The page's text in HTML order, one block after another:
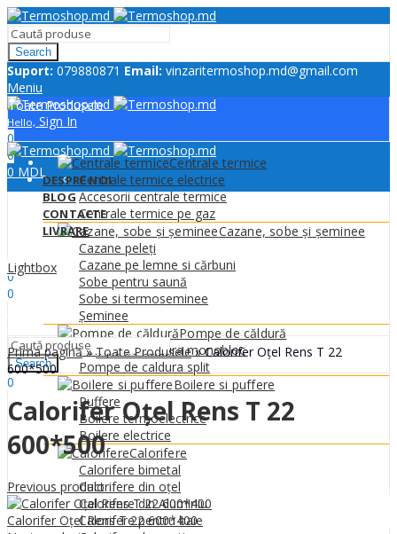
Search
Suport: 079880871 Email: vinzaritermoshop.md@gmail.com
Meniu
Hello, Sign In
0
0
0 MDL
Toate Produsele
Centrale termice
Centrale termice electrice
Accesorii centrale termice
Centrale termice pe gaz
Cazane, sobe și șeminee
Cazane peleți
Cazane pe lemne si cărbuni
Sobe pentru saună
Sobe si termoseminee
Șeminee
Pompe de căldură
Pompe de caldura monobloc
Pompe de caldura split
Boilere si puffere
Puffere
Boilere termoelectrice
Boilere electrice
Calorifere
Calorifere bimetal
Calorifere din oțel
Calorifere din Aluminiu
Calorifere pentru baie
DESPRE NOI
BLOG
CONTACTE
LIVRARE
Hello,
0
0
Search
0
0MDL
Lightbox
Prima pagină»Toate Produsele»Calorifer Oțel Rens T 22
600*500
Calorifer Oțel Rens T 22
600*500
Previous product
Calorifer Oțel Rens T 22 600*400